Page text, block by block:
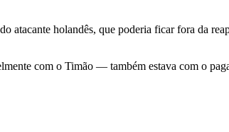
atacante holandês, que poderia ficar fora da
com o Timão — também estava com o